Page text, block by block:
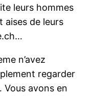
leurs hommes
aises de leurs
n’avez
regarder
Vous avons en